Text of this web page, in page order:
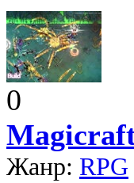
0
Жанр: RPG